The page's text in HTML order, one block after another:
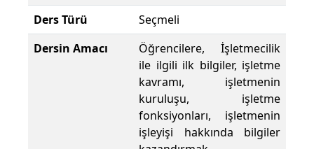
Ders Türü
Seçmeli
Dersin Amacı
Öğrencilere, İşletmecilik
ile ilgili ilk bilgiler, işletme
kavramı, işletmenin
kuruluşu, işletme
fonksiyonları, işletmenin
işleyişi hakkında bilgiler